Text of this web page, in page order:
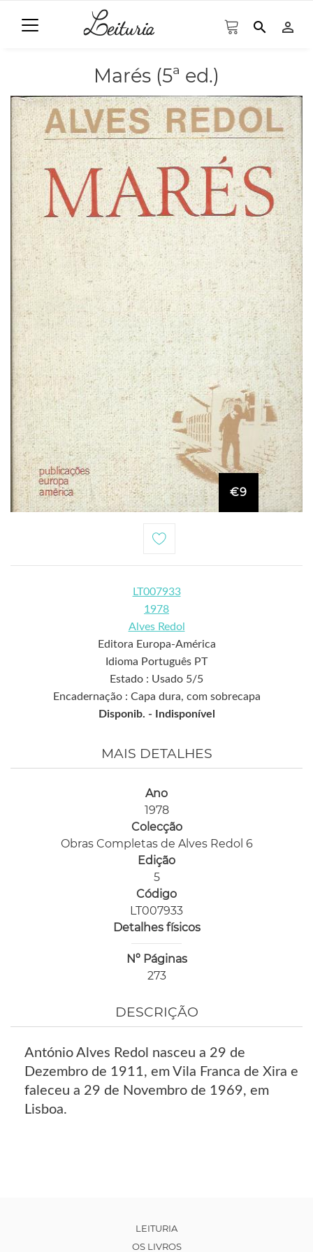
search person_outline
Marés (5ª ed.)
€9
LT007933
1978
Alves Redol
Editora Europa-América
Idioma Português PT
Estado : Usado 5/5
Encadernação : Capa dura, com sobrecapa
Disponib. -
Indisponível
MAIS DETALHES
Ano
1978
Colecção
Obras Completas de Alves Redol 6
Edição
5
Código
LT007933
Detalhes físicos
Nº Páginas
273
DESCRIÇÃO
António Alves Redol nasceu a 29 de
Dezembro de 1911, em Vila Franca de Xira e
faleceu a 29 de Novembro de 1969, em
Lisboa.
LEITURIA
OS LIVROS